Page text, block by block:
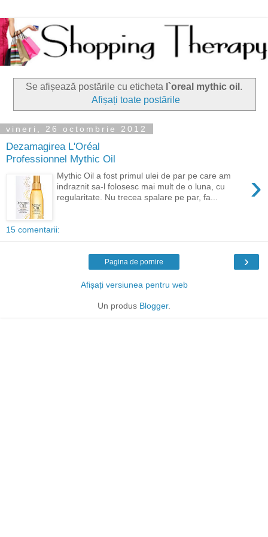
Se afișează postările cu eticheta l`oreal mythic oil .
Afișați toate postările
vineri, 26 octombrie 2012
Dezamagirea L'Oréal
Professionnel Mythic Oil
›
Mythic Oil a fost primul ulei de par pe care am
indraznit sa-l folosesc mai mult de o luna, cu
regularitate. Nu trecea spalare pe par, fa...
15 comentarii:
›
Pagina de pornire
Afișați versiunea pentru web
Un produs Blogger.